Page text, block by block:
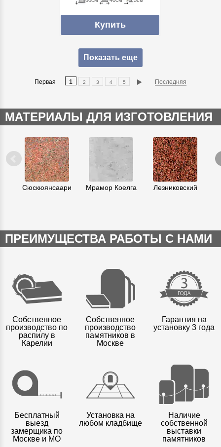
Показать еще
Первая 1 2 3 4 5 Последняя
МАТЕРИАЛЫ ДЛЯ ИЗГОТОВЛЕНИЯ
Сюскюянсаари Мрамор Коелга Лезниковский
ПРЕИМУЩЕСТВА РАБОТЫ С НАМИ
Собственное
производство по
распилу в
Карелии
Собственное
производство
памятников в
Москве
Гарантия на
установку 3 года
Бесплатный
выезд
замерщика по
Москве и МО
Установка на
любом кладбище
Наличие
собственной
выставки
памятников